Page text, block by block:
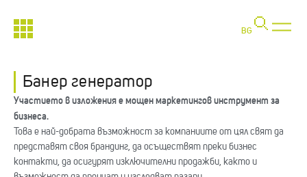
BG
Банер генератор
Участието в изложения е мощен маркетингов инструмент за
бизнеса.
Това е най-добрата възможност за компаниите от цял свят да
представят своя брандинг, да осъществят преки бизнес
контакти, да осигурят изключителни продажби, както и